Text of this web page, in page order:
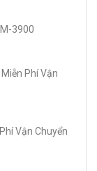
3900
Phí Vận
Vận Chuyển